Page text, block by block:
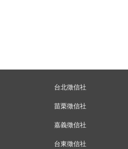
台北徵信社
苗栗徵信社
嘉義徵信社
台東徵信社